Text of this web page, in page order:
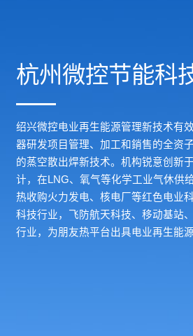
杭州微控节能科
绍兴微控电业再生能源管理新技术有
器研发项目管理、加工和銷售的全资
的蒸空散出焊新技术。机构锐意创新
计，在LNG、氧气等化学工业气休供
热收购火力发电、核电厂等红色电业
科技行业，飞防航天科技、移动基站
行业，为朋友热平台出具电业再生能